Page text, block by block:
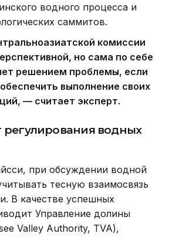
водного процесса и
саммитов.
комиссии
но сама по себе
решением проблемы, если
выполнение своих
— считает эксперт.
водных
при обсуждении водной
тесную взаимосвязь
В качестве успешных
Управление долины
Valley Authority, TVA),